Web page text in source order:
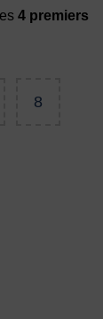
4 premiers
8